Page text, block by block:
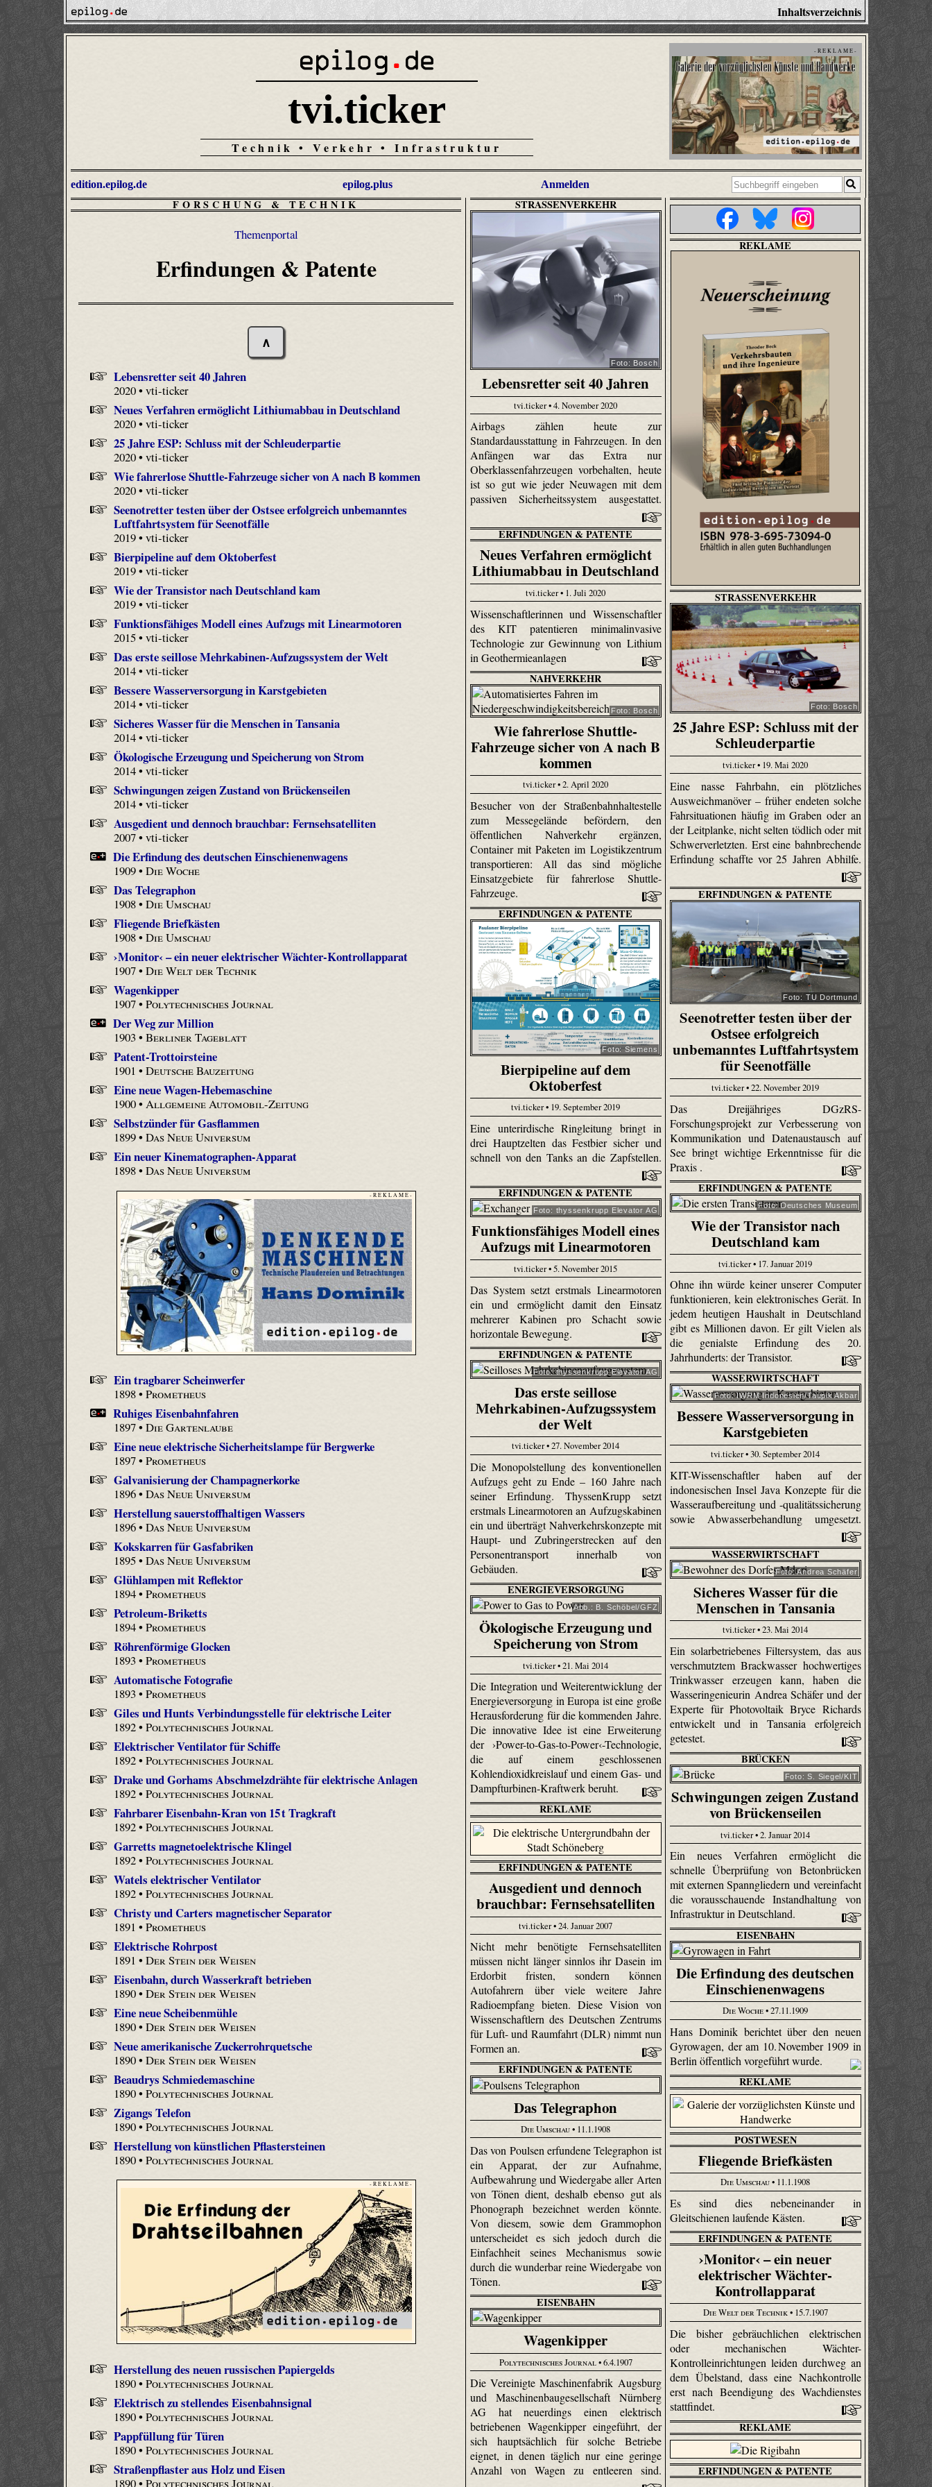
Inhaltsverzeichnis
tvi.ticker
Technik • Verkehr • Infrastruktur
- R E K L A M E -
edition.epilog.de epilog.plus Anmelden
FORSCHUNG & TECHNIK
Themenportal
Erfindungen & Patente
∧
Lebensretter seit 40 Jahren
2020 • vti-ticker
Neues Verfahren ermöglicht Lithiumabbau in Deutschland
2020 • vti-ticker
25 Jahre ESP: Schluss mit der Schleuderpartie
2020 • vti-ticker
Wie fahrerlose Shuttle-Fahrzeuge sicher von A nach B kommen
2020 • vti-ticker
Seenotretter testen über der Ostsee erfolgreich unbemanntes
Luftfahrtsystem für Seenotfälle
2019 • vti-ticker
Bierpipeline auf dem Oktoberfest
2019 • vti-ticker
Wie der Transistor nach Deutschland kam
2019 • vti-ticker
Funktionsfähiges Modell eines Aufzugs mit Linearmotoren
2015 • vti-ticker
Das erste seillose Mehrkabinen-Aufzugssystem der Welt
2014 • vti-ticker
Bessere Wasserversorgung in Karstgebieten
2014 • vti-ticker
Sicheres Wasser für die Menschen in Tansania
2014 • vti-ticker
Ökologische Erzeugung und Speicherung von Strom
2014 • vti-ticker
Schwingungen zeigen Zustand von Brückenseilen
2014 • vti-ticker
Ausgedient und dennoch brauchbar: Fernsehsatelliten
2007 • vti-ticker
Die Erfindung des deutschen Einschienenwagens
1909 •Die Woche
Das Telegraphon
1908 •Die Umschau
Fliegende Briefkästen
1908 •Die Umschau
›Monitor‹ – ein neuer elektrischer Wächter-Kontrollapparat
1907 •Die Welt der Technik
Wagenkipper
1907 •Polytechnisches Journal
Der Weg zur Million
1903 •Berliner Tageblatt
Patent-Trottoirsteine
1901 •Deutsche Bauzeitung
Eine neue Wagen-Hebemaschine
1900 •Allgemeine Automobil-Zeitung
Selbstzünder für Gasflammen
1899 •Das Neue Universum
Ein neuer Kinematographen-Apparat
1898 •Das Neue Universum
- R E K L A M E -
Ein tragbarer Scheinwerfer
1898 •Prometheus
Ruhiges Eisenbahnfahren
1897 •Die Gartenlaube
Eine neue elektrische Sicherheitslampe für Bergwerke
1897 •Prometheus
Galvanisierung der Champagnerkorke
1896 •Das Neue Universum
Herstellung sauerstoffhaltigen Wassers
1896 •Das Neue Universum
Kokskarren für Gasfabriken
1895 •Das Neue Universum
Glühlampen mit Reflektor
1894 •Prometheus
Petroleum-Briketts
1894 •Prometheus
Röhrenförmige Glocken
1893 •Prometheus
Automatische Fotografie
1893 •Prometheus
Giles und Hunts Verbindungsstelle für elektrische Leiter
1892 •Polytechnisches Journal
Elektrischer Ventilator für Schiffe
1892 •Polytechnisches Journal
Drake und Gorhams Abschmelzdrähte für elektrische Anlagen
1892 •Polytechnisches Journal
Fahrbarer Eisenbahn-Kran von 15 t Tragkraft
1892 •Polytechnisches Journal
Garretts magnetoelektrische Klingel
1892 •Polytechnisches Journal
Watels elektrischer Ventilator
1892 •Polytechnisches Journal
Christy und Carters magnetischer Separator
1891 •Prometheus
Elektrische Rohrpost
1891 •Der Stein der Weisen
Eisenbahn, durch Wasserkraft betrieben
1890 •Der Stein der Weisen
Eine neue Scheibenmühle
1890 •Der Stein der Weisen
Neue amerikanische Zuckerrohrquetsche
1890 •Der Stein der Weisen
Beaudrys Schmiedemaschine
1890 •Polytechnisches Journal
Zigangs Telefon
1890 •Polytechnisches Journal
Herstellung von künstlichen Pflastersteinen
1890 •Polytechnisches Journal
- R E K L A M E -
Herstellung des neuen russischen Papiergelds
1890 •Polytechnisches Journal
Elektrisch zu stellendes Eisenbahnsignal
1890 •Polytechnisches Journal
Pappfüllung für Türen
1890 •Polytechnisches Journal
Straßenpflaster aus Holz und Eisen
1890 •Polytechnisches Journal
STRASSENVERKEHR
Foto: Bosch
Lebensretter seit 40 Jahren
tvi.ticker • 4. November 2020
Airbags zählen heute zur
Standardausstattung in Fahrzeugen. In den
Anfängen war das Extra nur
Oberklassenfahrzeugen vorbehalten, heute
ist so gut wie jeder Neuwagen mit dem
passiven Sicherheitssystem ausgestattet.
REKLAME
ERFINDUNGEN & PATENTE
Neues Verfahren ermöglicht
Lithiumabbau in Deutschland
tvi.ticker • 1. Juli 2020
Wissenschaftlerinnen und Wissenschaftler
des KIT patentieren minimalinvasive
Technologie zur Gewinnung von Lithium
in Geothermieanlagen
STRASSENVERKEHR
Foto: Bosch
25 Jahre ESP: Schluss mit der
Schleuderpartie
tvi.ticker • 19. Mai 2020
Eine nasse Fahrbahn, ein plötzliches
Ausweichmanöver – früher endeten solche
Fahrsituationen häufig im Graben oder an
der Leitplanke, nicht selten tödlich oder mit
Schwerverletzten. Erst eine bahnbrechende
Erfindung schaffte vor 25 Jahren Abhilfe.
NAHVERKEHR
Foto: Bosch
Wie fahrerlose Shuttle-
Fahrzeuge sicher von A nach B
kommen
tvi.ticker • 2. April 2020
Besucher von der Straßenbahnhaltestelle
zum Messegelände befördern, den
öffentlichen Nahverkehr ergänzen,
Container mit Paketen im Logistikzentrum
transportieren: All das sind mögliche
Einsatzgebiete für fahrerlose Shuttle-
Fahrzeuge.
ERFINDUNGEN & PATENTE
Foto: TU Dortmund
Seenotretter testen über der
Ostsee erfolgreich
unbemanntes Luftfahrtsystem
für Seenotfälle
tvi.ticker • 22. November 2019
Das Dreijähriges DGzRS-
Forschungsprojekt zur Verbesserung von
Kommunikation und Datenaustausch auf
See bringt wichtige Erkenntnisse für die
Praxis .
ERFINDUNGEN & PATENTE
Foto: Siemens
Bierpipeline auf dem
Oktoberfest
tvi.ticker • 19. September 2019
Eine unterirdische Ringleitung bringt in
drei Hauptzelten das Festbier sicher und
schnell von den Tanks an die Zapfstellen.
ERFINDUNGEN & PATENTE
Foto: Deutsches Museum
Wie der Transistor nach
Deutschland kam
tvi.ticker • 17. Januar 2019
Ohne ihn würde keiner unserer Computer
funktionieren, kein elektronisches Gerät. In
jedem heutigen Haushalt in Deutschland
gibt es Millionen davon. Er gilt Vielen als
die genialste Erfindung des 20.
Jahrhunderts: der Transistor.
ERFINDUNGEN & PATENTE
Foto: thyssenkrupp Elevator AG
Funktionsfähiges Modell eines
Aufzugs mit Linearmotoren
tvi.ticker • 5. November 2015
Das System setzt erstmals Linearmotoren
ein und ermöglicht damit den Einsatz
mehrerer Kabinen pro Schacht sowie
horizontale Bewegung.
ERFINDUNGEN & PATENTE
Foto: thyssenkrupp Elevator AG
Das erste seillose
Mehrkabinen-Aufzugssystem
der Welt
tvi.ticker • 27. November 2014
Die Monopolstellung des konventionellen
Aufzugs geht zu Ende – 160 Jahre nach
seiner Erfindung. ThyssenKrupp setzt
erstmals Linearmotoren an Aufzugskabinen
ein und überträgt Nahverkehrskonzepte mit
Haupt- und Zubringerstrecken auf den
Personentransport innerhalb von
Gebäuden.
WASSERWIRTSCHAFT
Foto: IWRM Indonesien/Taupik Akbar
Bessere Wasserversorgung in
Karstgebieten
tvi.ticker • 30. September 2014
KIT-Wissenschaftler haben auf der
indonesischen Insel Java Konzepte für die
Wasseraufbereitung und -qualitätssicherung
sowie Abwasserbehandlung umgesetzt.
WASSERWIRTSCHAFT
Foto: Andrea Schäfer
Sicheres Wasser für die
Menschen in Tansania
tvi.ticker • 23. Mai 2014
Ein solarbetriebenes Filtersystem, das aus
verschmutztem Brackwasser hochwertiges
Trinkwasser erzeugen kann, haben die
Wasseringenieurin Andrea Schäfer und der
Experte für Photovoltaik Bryce Richards
entwickelt und in Tansania erfolgreich
getestet.
ENERGIEVERSORGUNG
Abb.: B. Schöbel/GFZ
Ökologische Erzeugung und
Speicherung von Strom
tvi.ticker • 21. Mai 2014
Die Integration und Weiterentwicklung der
Energieversorgung in Europa ist eine große
Herausforderung für die kommenden Jahre.
Die innovative Idee ist eine Erweiterung
der ›Power-to-Gas-to-Power‹-Technologie,
die auf einem geschlossenen
Kohlendioxidkreislauf und einem Gas- und
Dampfturbinen-Kraftwerk beruht.
BRÜCKEN
Foto: S. Siegel/KIT
Schwingungen zeigen Zustand
von Brückenseilen
tvi.ticker • 2. Januar 2014
Ein neues Verfahren ermöglicht die
schnelle Überprüfung von Betonbrücken
mit externen Spanngliedern und vereinfacht
die vorausschauende Instandhaltung von
Infrastruktur in Deutschland.
REKLAME
ERFINDUNGEN & PATENTE
Ausgedient und dennoch
brauchbar: Fernsehsatelliten
tvi.ticker • 24. Januar 2007
Nicht mehr benötigte Fernsehsatelliten
müssen nicht länger sinnlos ihr Dasein im
Erdorbit fristen, sondern können
Autofahrern über viele weitere Jahre
Radioempfang bieten. Diese Vision von
Wissenschaftlern des Deutschen Zentrums
für Luft- und Raumfahrt (DLR) nimmt nun
Formen an.
EISENBAHN
Die Erfindung des deutschen
Einschienenwagens
Die Woche• 27.11.1909
Hans Dominik berichtet über den neuen
Gyrowagen, der am 10. November 1909 in
Berlin öffentlich vorgeführt wurde.
ERFINDUNGEN & PATENTE
Das Telegraphon
Die Umschau• 11.1.1908
Das von Poulsen erfundene Telegraphon ist
ein Apparat, der zur Aufnahme,
Aufbewahrung und Wiedergabe aller Arten
von Tönen dient, deshalb ebenso gut als
Phonograph bezeichnet werden könnte.
Von diesem, sowie dem Grammophon
unterscheidet es sich jedoch durch die
Einfachheit seines Mechanismus sowie
durch die wunderbar reine Wiedergabe von
Tönen.
REKLAME
POSTWESEN
Fliegende Briefkästen
Die Umschau• 11.1.1908
Es sind dies nebeneinander in
Gleitschienen laufende Kästen.
ERFINDUNGEN & PATENTE
›Monitor‹ – ein neuer
elektrischer Wächter-
Kontrollapparat
Die Welt der Technik• 15.7.1907
Die bisher gebräuchlichen elektrischen
oder mechanischen Wächter-
Kontrolleinrichtungen leiden durchweg an
dem Übelstand, dass eine Nachkontrolle
erst nach Beendigung des Wachdienstes
stattfindet.
EISENBAHN
Wagenkipper
Polytechnisches Journal• 6.4.1907
Die Vereinigte Maschinenfabrik Augsburg
und Maschinenbaugesellschaft Nürnberg
AG hat neuerdings einen elektrisch
betriebenen Wagenkipper eingeführt, der
sich hauptsächlich für solche Betriebe
eignet, in denen täglich nur eine geringe
Anzahl von Wagen zu entleeren sind.
REKLAME
ERFINDUNGEN & PATENTE